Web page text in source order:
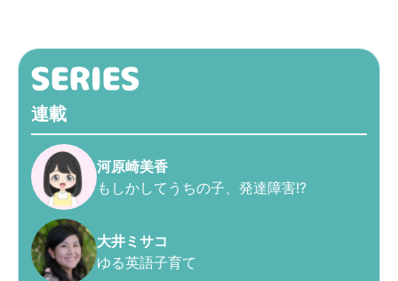
連載
河原崎美香
もしかしてうちの子、発達障害!?
大井ミサコ
ゆる英語子育て